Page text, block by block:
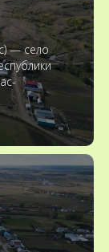
— село